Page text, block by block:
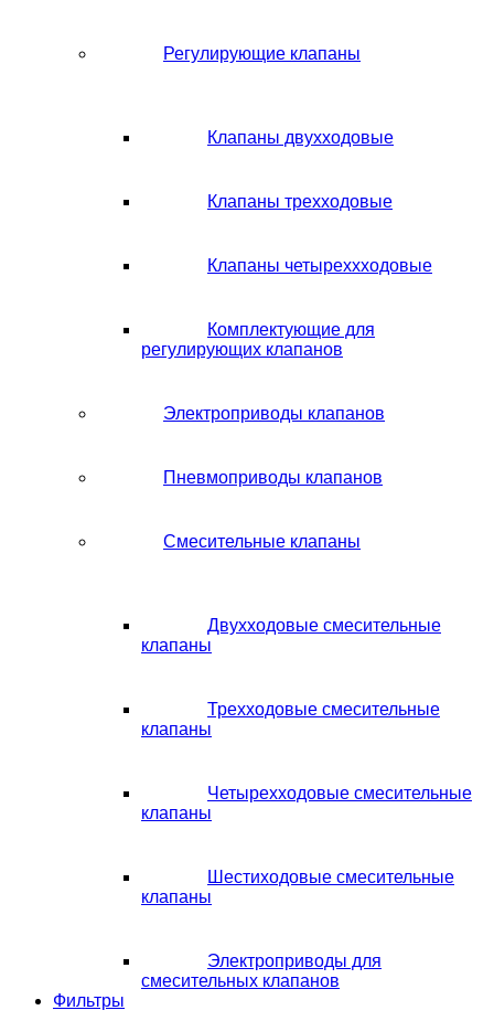
Регулирующие клапаны
Клапаны двухходовые
Клапаны трехходовые
Клапаны четыреххходовые
Комплектующие для
регулирующих клапанов
Электроприводы клапанов
Пневмоприводы клапанов
Смесительные клапаны
Двухходовые смесительные
клапаны
Трехходовые смесительные
клапаны
Четырехходовые смесительные
клапаны
Шестиходовые смесительные
клапаны
Электроприводы для
смесительных клапанов
Фильтры